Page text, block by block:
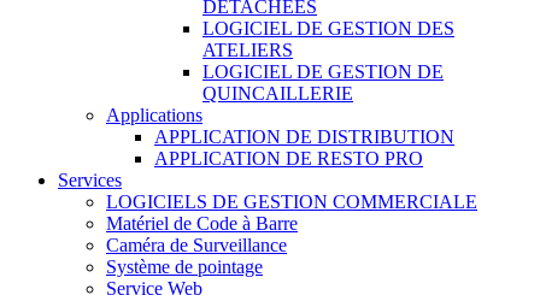
DETACHEES
LOGICIEL DE GESTION DES
ATELIERS
LOGICIEL DE GESTION DE
QUINCAILLERIE
Applications
APPLICATION DE DISTRIBUTION
APPLICATION DE RESTO PRO
Services
LOGICIELS DE GESTION COMMERCIALE
Matériel de Code à Barre
Caméra de Surveillance
Système de pointage
Service Web